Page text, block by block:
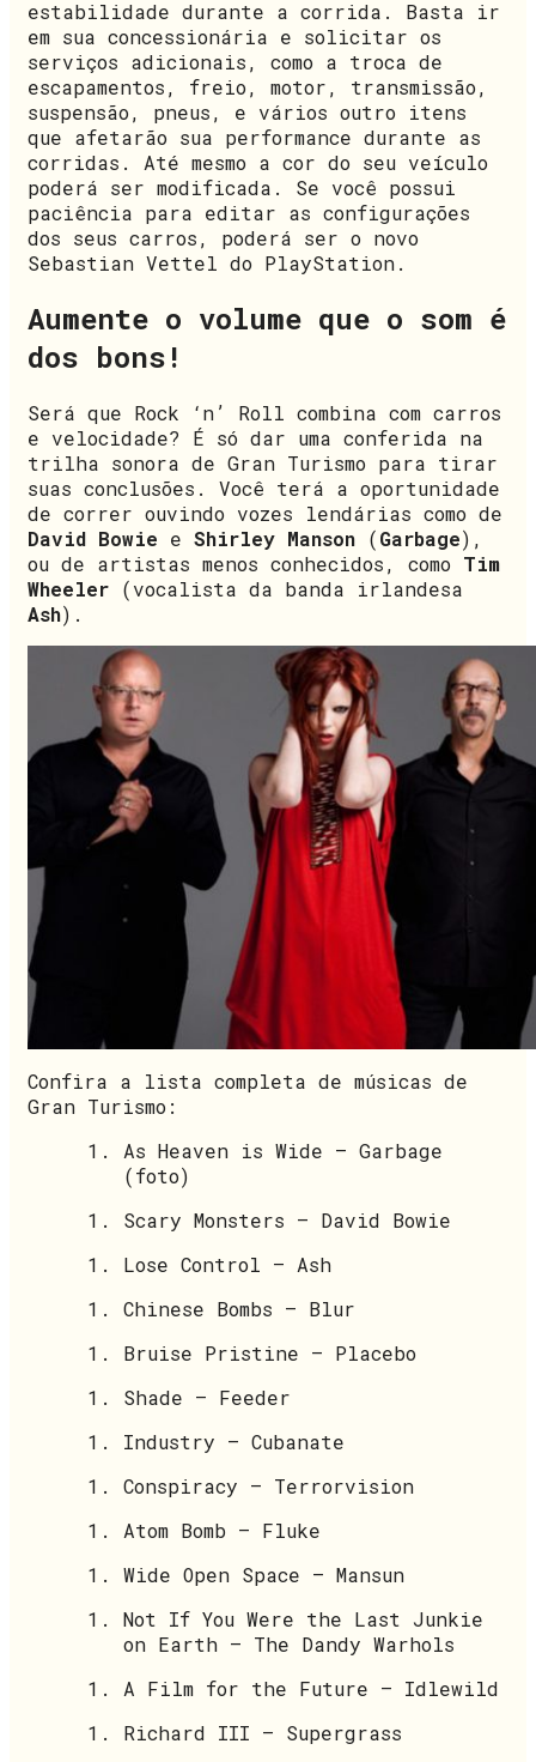
estabilidade durante a corrida. Basta ir
em sua concessionária e solicitar os
serviços adicionais, como a troca de
escapamentos, freio, motor, transmissão,
suspensão, pneus, e vários outro itens
que afetarão sua performance durante as
corridas. Até mesmo a cor do seu veículo
poderá ser modificada. Se você possui
paciência para editar as configurações
dos seus carros, poderá ser o novo
Sebastian Vettel do PlayStation.
Aumente o volume que o som é
dos bons!
Será que Rock ‘n’ Roll combina com carros
e velocidade? É só dar uma conferida na
trilha sonora de Gran Turismo para tirar
suas conclusões. Você terá a oportunidade
de correr ouvindo vozes lendárias como de
David Bowie e Shirley Manson (Garbage),
ou de artistas menos conhecidos, como Tim
Wheeler (vocalista da banda irlandesa
Ash).
Confira a lista completa de músicas de
Gran Turismo:
As Heaven is Wide – Garbage
(foto)
Scary Monsters – David Bowie
Lose Control – Ash
Chinese Bombs – Blur
Bruise Pristine – Placebo
Shade – Feeder
Industry – Cubanate
Conspiracy – Terrorvision
Atom Bomb – Fluke
Wide Open Space – Mansun
Not If You Were the Last Junkie
on Earth – The Dandy Warhols
A Film for the Future – Idlewild
Richard III – Supergrass